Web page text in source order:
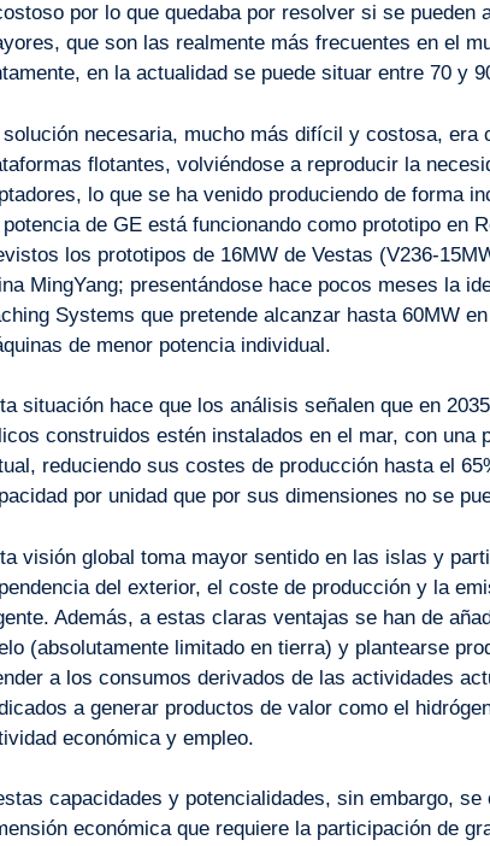
por lo que quedaba por resolver si se pueden
que son las realmente más frecuentes en el
en la actualidad se puede situar entre 70 y
solución necesaria, mucho más difícil y costosa, era
flotantes, volviéndose a reproducir la
lo que se ha venido produciendo de forma
potencia de GE está funcionando como prototipo en
los prototipos de 16MW de Vestas (V236-
MingYang; presentándose hace pocos meses la
Systems que pretende alcanzar hasta 60MW
de menor potencia individual.
situación hace que los análisis señalen que en
construidos estén instalados en el mar, con una
reduciendo sus costes de producción hasta el
por unidad que por sus dimensiones no se
visión global toma mayor sentido en las islas y
del exterior, el coste de producción y la
Además, a estas claras ventajas se han de
(absolutamente limitado en tierra) y plantearse
a los consumos derivados de las actividades
a generar productos de valor como el
económica y empleo.
capacidades y potencialidades, sin embargo,
económica que requiere la participación de